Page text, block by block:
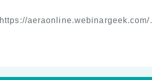
https://aeraonline.webinargeek.com/.